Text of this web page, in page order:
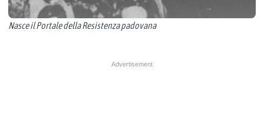
Nasce il Portale della Resistenza padovana